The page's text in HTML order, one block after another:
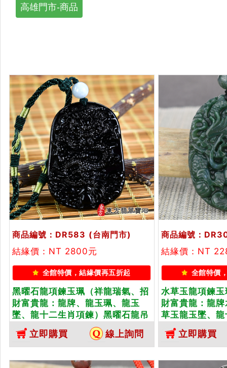
高雄門市-商品
商品編號：DR583 (台南門市)
結緣價：NT 2800元
全館特價，結緣價再五折起
黑曜石龍項鍊玉珮（祥龍瑞氣、招
財富貴龍：龍牌、龍玉珮、龍玉
墜、龍十二生肖項鍊）黑曜石龍吊
墜，DR583。客製化訂做各種黑曜
石龍吊墜玉珮項鍊。
立即購買 線上詢問
商品編號：
結緣價：NT
全館特價
水草玉龍項鍊
財富貴龍：龍
草玉龍玉墜、
水草玉龍，
種水草玉龍吊
方翡翠寶石保證
立即購買